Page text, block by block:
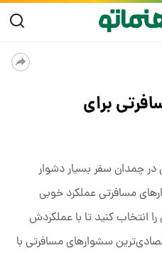
برای
چمدان سفر بسیار دشوار
مسافرتی عملکرد خوبی
را انتخاب کنید تا با عملکردش
سشوارهای مسافرتی با